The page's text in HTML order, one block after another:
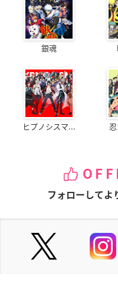
銀魂
ヒプノシスマ...
フォローしてよ